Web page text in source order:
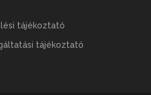
tájékoztató
tájékoztató